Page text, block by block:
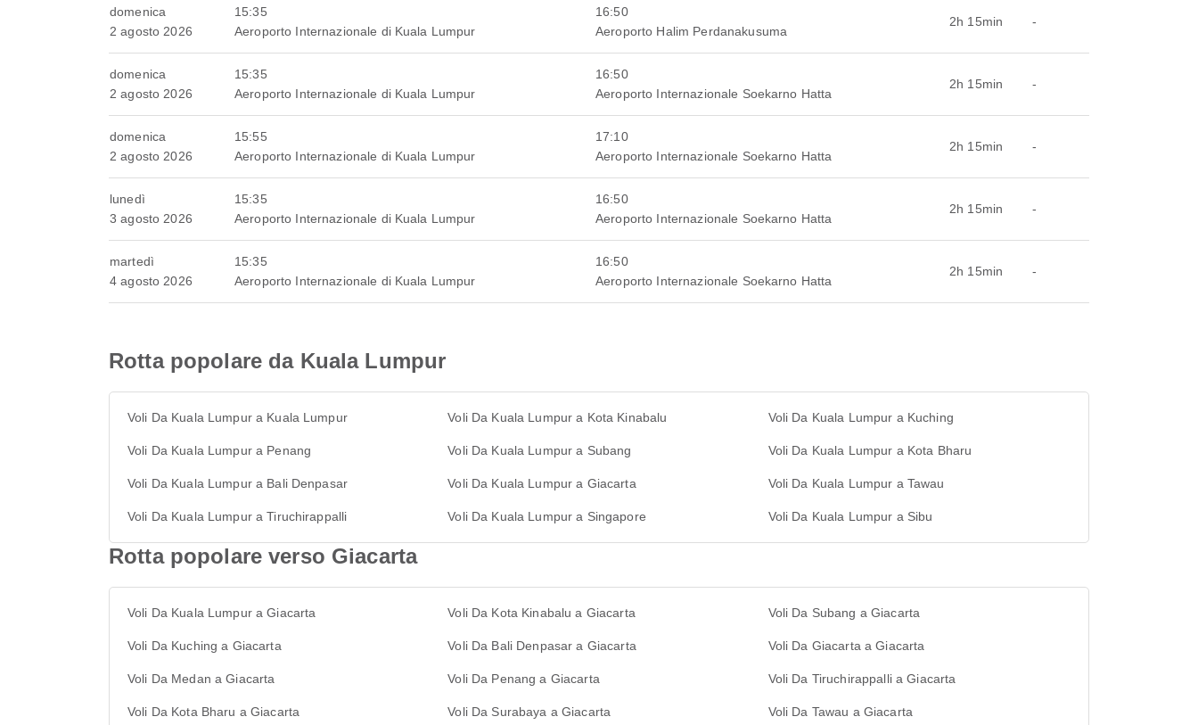
domenica
2 agosto 2026
15:35
Aeroporto Internazionale di Kuala Lumpur
16:50
Aeroporto Halim Perdanakusuma
2h 15min -
domenica
2 agosto 2026
15:35
Aeroporto Internazionale di Kuala Lumpur
16:50
Aeroporto Internazionale Soekarno Hatta
2h 15min -
domenica
2 agosto 2026
15:55
Aeroporto Internazionale di Kuala Lumpur
17:10
Aeroporto Internazionale Soekarno Hatta
2h 15min -
lunedì
3 agosto 2026
15:35
Aeroporto Internazionale di Kuala Lumpur
16:50
Aeroporto Internazionale Soekarno Hatta
2h 15min -
martedì
4 agosto 2026
15:35
Aeroporto Internazionale di Kuala Lumpur
16:50
Aeroporto Internazionale Soekarno Hatta
2h 15min -
Rotta popolare da Kuala Lumpur
Voli Da Kuala Lumpur a Kuala Lumpur Voli Da Kuala Lumpur a Kota Kinabalu Voli Da Kuala Lumpur a Kuching
Voli Da Kuala Lumpur a Penang Voli Da Kuala Lumpur a Subang Voli Da Kuala Lumpur a Kota Bharu
Voli Da Kuala Lumpur a Bali Denpasar Voli Da Kuala Lumpur a Giacarta Voli Da Kuala Lumpur a Tawau
Voli Da Kuala Lumpur a Tiruchirappalli Voli Da Kuala Lumpur a Singapore Voli Da Kuala Lumpur a Sibu
Rotta popolare verso Giacarta
Voli Da Kuala Lumpur a Giacarta Voli Da Kota Kinabalu a Giacarta Voli Da Subang a Giacarta
Voli Da Kuching a Giacarta Voli Da Bali Denpasar a Giacarta Voli Da Giacarta a Giacarta
Voli Da Medan a Giacarta Voli Da Penang a Giacarta Voli Da Tiruchirappalli a Giacarta
Voli Da Kota Bharu a Giacarta Voli Da Surabaya a Giacarta Voli Da Tawau a Giacarta